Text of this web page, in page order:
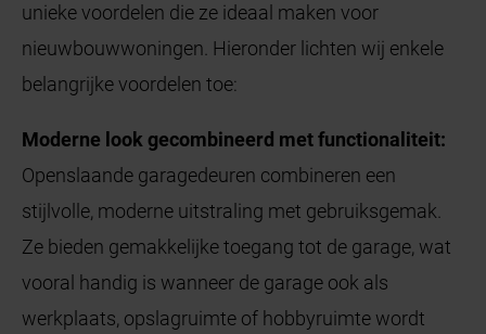
unieke voordelen die ze ideaal maken voor
nieuwbouwwoningen. Hieronder lichten wij enkele
belangrijke voordelen toe:
Moderne look gecombineerd met functionaliteit:
Openslaande garagedeuren combineren een
stijlvolle, moderne uitstraling met gebruiksgemak.
Ze bieden gemakkelijke toegang tot de garage, wat
vooral handig is wanneer de garage ook als
werkplaats, opslagruimte of hobbyruimte wordt